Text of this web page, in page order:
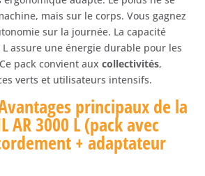
mais sur le corps. Vous gagnez
sur la journée. La capacité
L assure une énergie durable pour les
pack convient aux collectivités,
verts et utilisateurs intensifs.
principaux de la
AR 3000 L (pack avec
+ adaptateur